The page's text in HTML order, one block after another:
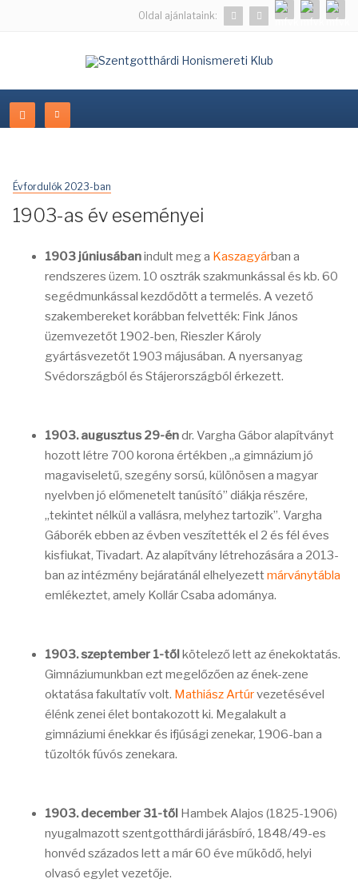
Oldal ajánlataink:
Évfordulók 2023-ban
1903-as év eseményei
1903 júniusábanindult meg a Kaszagyárban a
rendszeres üzem. 10 osztrák szakmunkással és kb. 60
segédmunkással kezdődött a termelés. A vezető
szakembereket korábban felvették: Fink János
üzemvezetőt 1902-ben, Rieszler Károly
gyártásvezetőt 1903 májusában. A nyersanyag
Svédországból és Stájerországból érkezett.
1903. augusztus 29-éndr. Vargha Gábor alapítványt
hozott létre 700 korona értékben „a gimnázium jó
magaviseletű, szegény sorsú, különösen a magyar
nyelvben jó előmenetelt tanúsító” diákja részére,
„tekintet nélkül a vallásra, melyhez tartozik”. Vargha
Gáborék ebben az évben veszítették el 2 és fél éves
kisfiukat, Tivadart. Az alapítvány létrehozására a 2013-
ban az intézmény bejáratánál elhelyezettmárványtábla
emlékeztet, amely Kollár Csaba adománya.
1903. szeptember 1-tőlkötelező lett az énekoktatás.
Gimnáziumunkban ezt megelőzően az ének-zene
oktatása fakultatív volt. Mathiász Artúrvezetésével
élénk zenei élet bontakozott ki. Megalakult a
gimnáziumi énekkar és ifjúsági zenekar, 1906-ban a
tűzoltók fúvós zenekara.
1903. december 31-től Hambek Alajos (1825-1906)
nyugalmazott szentgotthárdi járásbíró, 1848/49-es
honvéd százados lett a már 60 éve működő, helyi
olvasó egylet vezetője.